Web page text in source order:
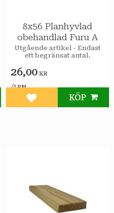
8x56 Planhyvlad
obehandlad Furu A
Utgående artikel - Endast
ett begränsat antal.
26,00 KR
/LPM
Lägg till i favoriter
KÖP